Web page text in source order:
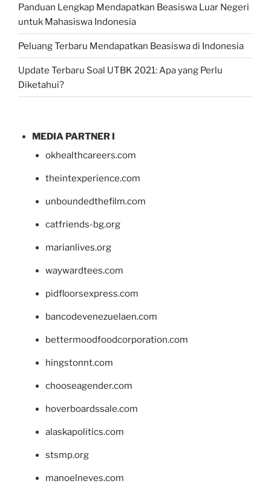
Panduan Lengkap Mendapatkan Beasiswa Luar Negeri
untuk Mahasiswa Indonesia
Peluang Terbaru Mendapatkan Beasiswa di Indonesia
Update Terbaru Soal UTBK 2021: Apa yang Perlu
Diketahui?
MEDIA PARTNER I
okhealthcareers.com
theintexperience.com
unboundedthefilm.com
catfriends-bg.org
marianlives.org
waywardtees.com
pidfloorsexpress.com
bancodevenezuelaen.com
bettermoodfoodcorporation.com
hingstonnt.com
chooseagender.com
hoverboardssale.com
alaskapolitics.com
stsmp.org
manoelneves.com